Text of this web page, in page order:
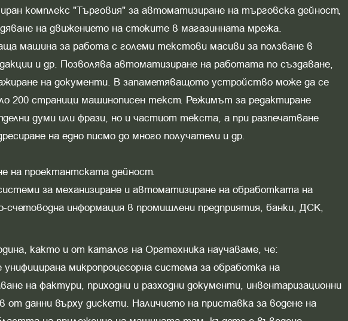
комплекс "Търговия" за автоматизиране на търговска дейност,
на движението на стоките в магазинната мрежа.
машина за работа с големи текстови масиви за ползване в
и др. Позволява автоматизиране на работата по създаване,
на документи. В запаметяващото устройство може да се
200 страници машинописен текст. Режимът за редактиране
думи или фрази, но и частиот текста, а при разпечатване
на едно писмо до много получатели и др.
на проектантската дейност.
за механизиране и автоматизиране на обработката на
счетоводна информация в промишлени предприятия, банки, ДСК,
както и от каталог на Оргтехника научаваме, че:
микропроцесорна система за обработка на
на фактури, приходни и разходни документи, инвентаризационни
от данни върху дискети. Наличието на приставка за водене на